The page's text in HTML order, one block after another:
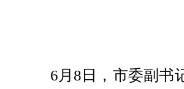
6月8日，市委副书